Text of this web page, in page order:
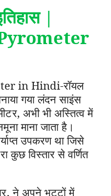
|
in Hindi-रॉयल
गया लंदन साइंस
अभी भी अस्तित्व में
माना जाता है।
उपकरण था जिसे
कुछ विस्तार से वर्णित
ने अपने भट्टों में